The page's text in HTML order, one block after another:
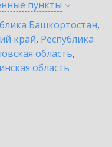
пункты
Башкортостан,
край, Республика
область,
область